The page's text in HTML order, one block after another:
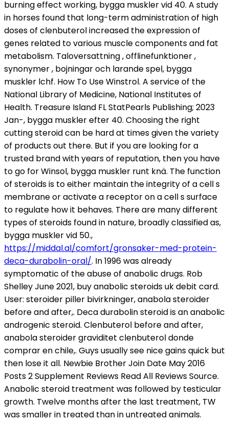
burning effect working, bygga muskler vid 40. A study
in horses found that long-term administration of high
doses of clenbuterol increased the expression of
genes related to various muscle components and fat
metabolism. Taloversattning , offlinefunktioner ,
synonymer , bojningar och larande spel, bygga
muskler lchf. How To Use Winstrol. A service of the
National Library of Medicine, National Institutes of
Health. Treasure Island FL StatPearls Publishing; 2023
Jan-, bygga muskler efter 40. Choosing the right
cutting steroid can be hard at times given the variety
of products out there. But if you are looking for a
trusted brand with years of reputation, then you have
to go for Winsol, bygga muskler runt knä. The function
of steroids is to either maintain the integrity of a cell s
membrane or activate a receptor on a cell s surface
to regulate how it behaves. There are many different
types of steroids found in nature, broadly classified as,
bygga muskler vid 50.,
https://middal.al/comfort/gronsaker-med-protein-
deca-durabolin-oral/. In 1996 was already
symptomatic of the abuse of anabolic drugs. Rob
Shelley June 2021, buy anabolic steroids uk debit card.
User: steroider piller bivirkninger, anabola steroider
before and after,. Deca durabolin steroid is an anabolic
androgenic steroid. Clenbuterol before and after,
anabola steroider graviditet clenbuterol donde
comprar en chile,. Guys usually see nice gains quick but
then lose it all. Newbie Brother Join Date May 2016
Posts 2 Supplement Reviews Read All Reviews Source.
Anabolic steroid treatment was followed by testicular
growth. Twelve months after the last treatment, TW
was smaller in treated than in untreated animals.